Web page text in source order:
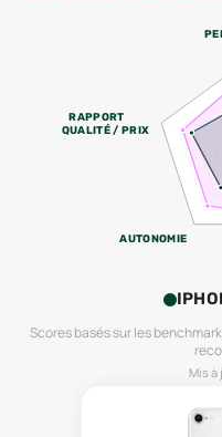
AUTONOMIE
RAPPORT
QUALITÉ / PRIX
Scores basés sur les
Mis à